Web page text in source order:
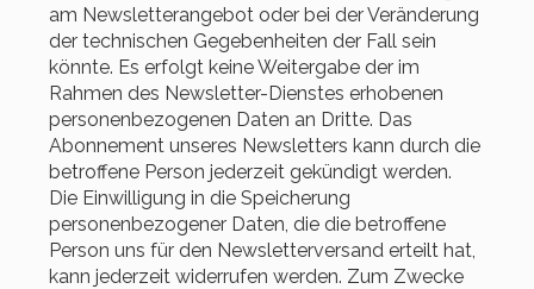
am Newsletterangebot oder bei der Veränderung
der technischen Gegebenheiten der Fall sein
könnte. Es erfolgt keine Weitergabe der im
Rahmen des Newsletter-Dienstes erhobenen
personenbezogenen Daten an Dritte. Das
Abonnement unseres Newsletters kann durch die
betroffene Person jederzeit gekündigt werden.
Die Einwilligung in die Speicherung
personenbezogener Daten, die die betroffene
Person uns für den Newsletterversand erteilt hat,
kann jederzeit widerrufen werden. Zum Zwecke